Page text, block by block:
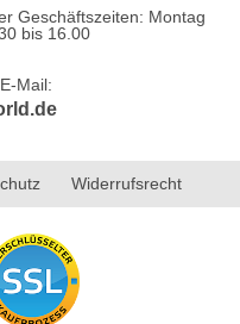
Geschäftszeiten: Montag
bis 16.00
Mail:
Widerrufsrecht